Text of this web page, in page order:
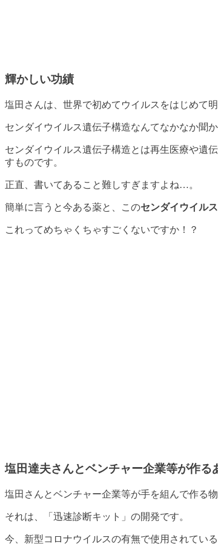
輝かしい功績
塩田さんは、世界で初めてウイルスをはじめて明
センダイウイルス遺伝子構造なんてなかなか聞か
センダイウイルス遺伝子構造とは再生医療や遺
すものです。
正直、書いてあること難しすぎますよね…。
簡単に言うと今ある薬と、このセンダイウイル
これってめちゃくちゃすごくないですか！？
塩田達夫さんとベンチャー企業等が作る
塩田さんとベンチャー企業等が手を組んで作る物
それは、「 迅速診断キット 」の開発です。
今、新型コロナウイルスの有無で使用されている